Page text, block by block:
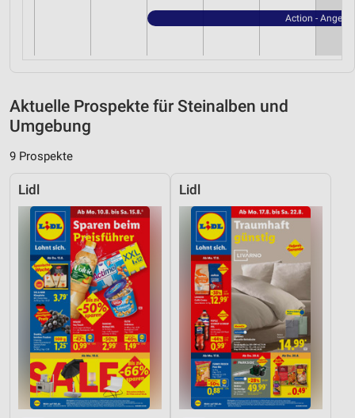
Action -
Aktuelle Prospekte für Steinalben und
Umgebung
9 Prospekte
Lidl Lidl